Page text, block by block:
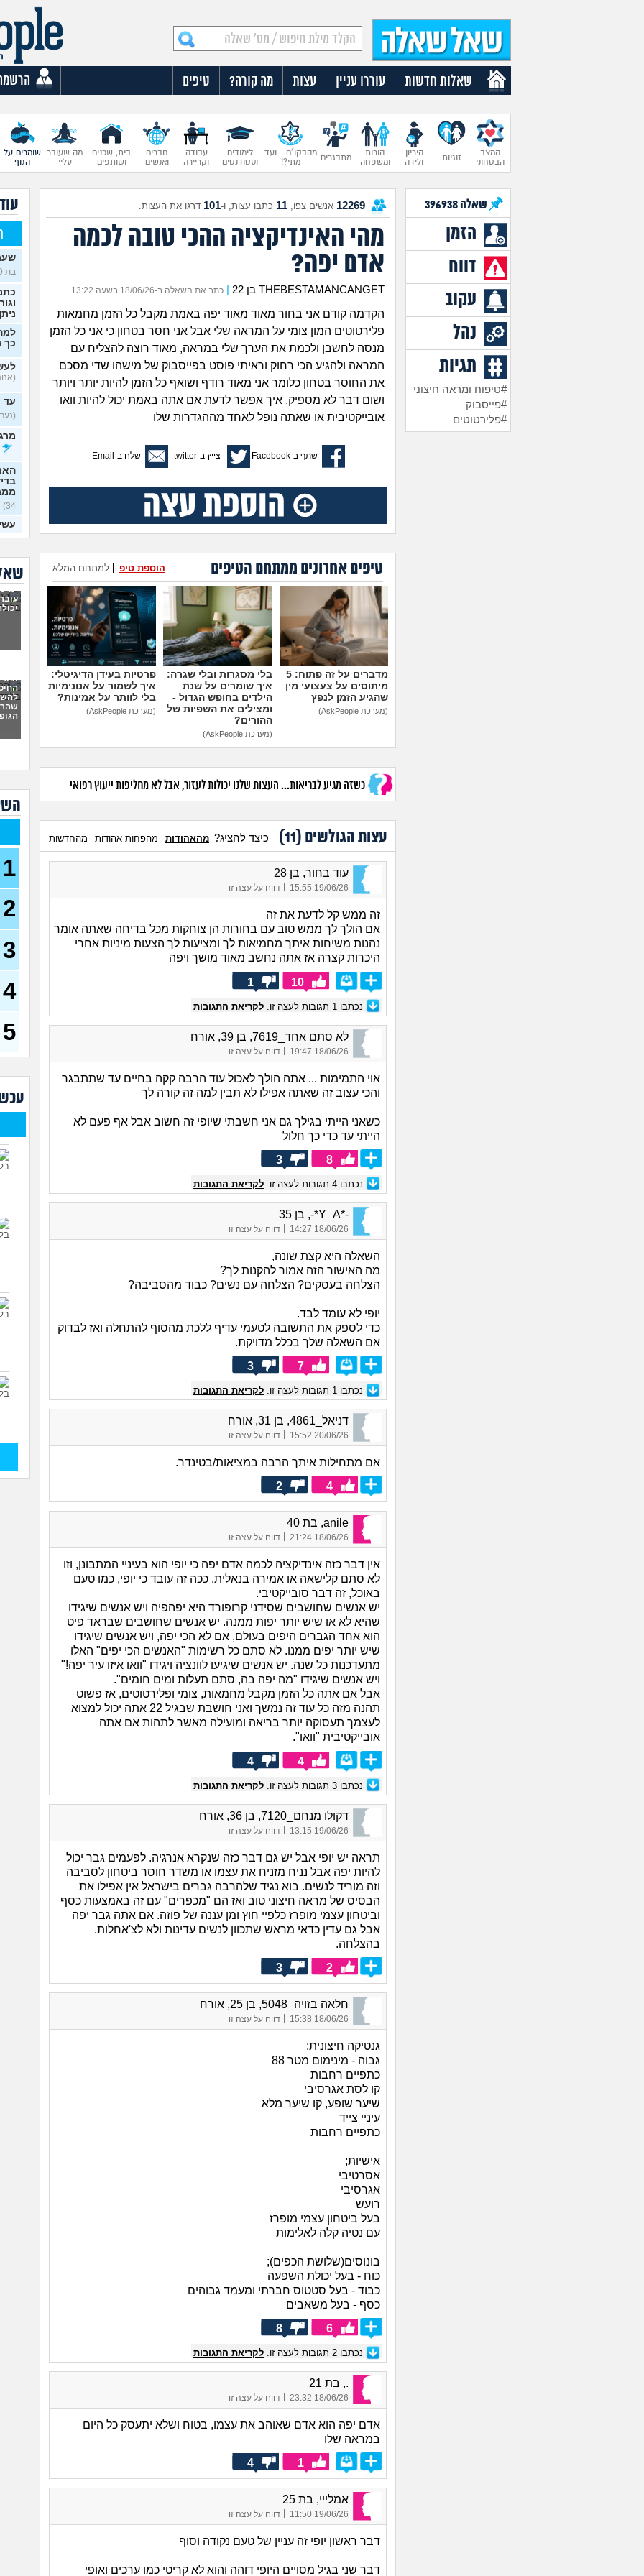
שאלות חדשות עוררו עניין עצות מה קורה? טיפים
המצב
הבטחוני
זוגיות
היריון
ולידה
הורות
ומשפחה
מתבגרים
מהבקו"ם... ועד
מתי?!
לימודים
וסטודנטים
עבודה
וקריירה
חברים
ואנשים
בית, שכנים
ושותפים
מה שעובר
עליי
שומרים על
הגוף
שאלה396938
הזמן
דווח
עקוב
נהל
תגיות
#טיפוח ומראה חיצוני
#פייסבוק
#פלירטוטים
12269 אנשים צפו, 11 כתבו עצות, ו-101 דרגו את העצות.
מהי האינדיקציה ההכי טובה לכמה
אדם יפה?
THEBESTAMANCANGET בן 22 כתב את השאלה ב-18/06/26 בשעה 13:22
הקדמה קודם אני בחור מאוד מאוד יפה באמת מקבל כל הזמן מחמאות
פלירטוטים המון צומי על המראה שלי אבל אני חסר בטחון כי אני כל הזמן
מנסה לחשבן ולכמת את הערך שלי במראה, מאוד רוצה להצליח עם
המראה ולהגיע הכי רחוק וראיתי פוסט בפייסבוק של מישהו שדי מסכם
את החוסר בטחון כלומר אני מאוד רודף ושואף כל הזמן להיות יותר ויותר
ושום דבר לא מספיק, איך אפשר לדעת אם אתה באמת יכול להיות וואו
אובייקטיבית או שאתה נופל לאחד מההגדרות שלו
שתף ב-Facebook צייץ ב-twitter שלח ב-Email
טיפים אחרונים ממתחם הטיפים למתחם המלא הוספת טיפ
מדברים על זה פתוח: 5
מיתוסים על צעצועי מין
שהגיע הזמן לנפץ
(מערכת AskPeople)
בלי מסגרות ובלי שגרה:
איך שומרים על שנת
הילדים בחופש הגדול -
ומצילים את השפיות של
ההורים?
(מערכת AskPeople)
פרטיות בעידן הדיגיטלי:
איך לשמור על אנונימיות
בלי לוותר על אמינות?
(מערכת AskPeople)
כשזה מגיע לבריאות... העצות שלנו יכולות לעזור, אבל לא מחליפות ייעוץ רפואי
עצות הגולשים (11
) כיצד להציג? מהאהודות מהפחות אהודות מהחדשות
עוד בחור, בן 28
19/06/26 15:55 דווח על עצה זו
זה ממש קל לדעת את זה
אם הולך לך ממש טוב עם בחורות הן צוחקות מכל בדיחה שאתה אומר
נהנות משיחות איתך מחמיאות לך ומציעות לך הצעות מיניות אחרי
היכרות קצרה אז אתה נחשב מאוד מושך ויפה
10
1
נכתבו 1 תגובות לעצה זו. לקריאת התגובות
לא סתם אחד_7619, בן 39, אורח
18/06/26 19:47
| דווח על עצה זו
אוי התמימות ... אתה הולך לאכול עוד הרבה קקה בחיים עד שתתבגר
והכי עצוב זה שאתה אפילו לא תבין למה זה קורה לך
כשאני הייתי בגילך גם אני חשבתי שיופי זה חשוב אבל אף פעם לא
הייתי עד כדי כך חלול
8
3
נכתבו 4 תגובות לעצה זו. לקריאת התגובות
-*Y_A*-, בן 35
18/06/26 14:27 דווח על עצה זו
השאלה היא קצת שונה,
מה האישור הזה אמור להקנות לך?
הצלחה בעסקים? הצלחה עם נשים? כבוד מהסביבה?
יופי לא עומד לבד.
כדי לספק את התשובה לטעמי עדיף ללכת מהסוף להתחלה ואז לבדוק
אם השאלה שלך בכלל מדויקת.
7
3
נכתבו 1 תגובות לעצה זו. לקריאת התגובות
דניאל_4861, בן 31, אורח
20/06/26 15:52 דווח על עצה זו
אם מתחילות איתך הרבה במציאות/בטינדר.
4
2
anile, בת 40
18/06/26 21:24 דווח על עצה זו
אין דבר כזה אינדיקציה לכמה אדם יפה כי יופי הוא בעיניי המתבונן, וזו
לא סתם קלישאה או אמירה בנאלית. ככה זה עובד כי יופי, כמו טעם
באוכל, זה דבר סובייקטיבי.
יש אנשים שחושבים שסידני קרופורד היא יפהפיה ויש אנשים שיגידו
שהיא לא או שיש יותר יפות ממנה. יש אנשים שחושבים שבראד פיט
הוא אחד הגברים היפים בעולם, אם לא הכי יפה, ויש אנשים שיגידו
שיש יותר יפים ממנו. לא סתם כל רשימות "האנשים הכי יפים" האלו
מתעדכנות כל שנה. יש אנשים שיגיעו לוונציה ויגידו "וואו איזו עיר יפה!"
ויש אנשים שיגידו "מה יפה בה, סתם תעלות ומים חומים".
אבל אם אתה כל הזמן מקבל מחמאות, צומי ופלירטוטים, אז פשוט
תהנה מזה כל עוד זה נמשך ואני חושבת שבגיל 22 אתה יכול למצוא
לעצמך תעסוקה יותר בריאה ומועילה מאשר לתהות אם אתה
אובייקטיבית "וואו".
4
4
נכתבו 3 תגובות לעצה זו. לקריאת התגובות
דקולו מנחם_7120, בן 36, אורח
19/06/26 13:15
| דווח על עצה זו
תראה יש יופי אבל יש גם דבר כזה שנקרא אנרגיה. לפעמים גבר יכול
להיות יפה אבל נניח מזניח את עצמו או משדר חוסר ביטחון לסביבה
וזה מוריד לנשים. בוא נגיד שלהרבה גברים בישראל אין אפילו את
הבסיס של מראה חיצוני טוב ואז הם "מכפרים" עם זה באמצעות כסף
וביטחון עצמי מופרז כלפיי חוץ ומן עננה של פוזה. אם אתה גבר יפה
אבל גם עדין כדאי מראש שתכוון לנשים עדינות ולא לצ'אחלות.
בהצלחה.
2
3
חלאה בזויה_5048, בן 25, אורח
18/06/26 15:38 דווח על עצה זו
גנטיקה חיצונית;
גבוה - מינימום מטר 88
כתפיים רחבות
קו לסת אגרסיבי
שיער שופע, קו שיער מלא
עיניי צייד
כתפיים רחבות
אישיות;
אסרטיבי
אגרסיבי
רועש
בעל ביטחון עצמי מופרז
עם נטיה קלה לאלימות
בונוסים(שלושת הכפים);
כוח - בעל יכולת השפעה
כבוד - בעל סטטוס חברתי ומעמד גבוהים
כסף - בעל משאבים
6
8
נכתבו 2 תגובות לעצה זו. לקריאת התגובות
., בת 21
18/06/26 23:32 דווח על עצה זו
אדם יפה הוא אדם שאוהב את עצמו, בטוח ושלא יתעסק כל היום
במראה שלו
1
4
אמלייי, בת 25
19/06/26 11:50 דווח על עצה זו
דבר ראשון יופי זה עניין של טעם נקודה וסוף
דבר שני בגיל מסויים היופי דוהה והוא לא קריטי כמו ערכים ואופי
בת 19)
כך
עד
34)
/
26)
על
בת 32)
(THEBESTAMANCANGET, בן 22)
עד
יש
1
2
3
4
5